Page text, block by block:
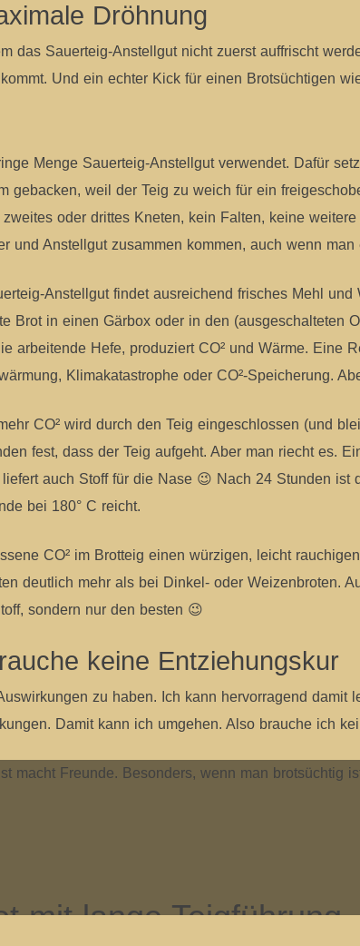
Dröhnung
das Sauerteig-Anstellgut nicht zuerst auffrischt
Und ein echter Kick für einen Brotsüchtigen
Menge Sauerteig-Anstellgut verwendet. Dafür
gebacken, weil der Teig zu weich für ein
oder drittes Kneten, kein Falten, keine
und Anstellgut zusammen kommen, auch wenn
Anstellgut findet ausreichend frisches Mehl
Brot in einen Gärbox oder in den (ausgeschalteten
arbeitende Hefe, produziert CO² und Wärme. Eine
Klimakatastrophe oder CO²-Speicherung.
CO² wird durch den Teig eingeschlossen (und
fest, dass der Teig aufgeht. Aber man riecht es.
auch Stoff für die Nase 😉 Nach 24 Stunden
bei 180° C reicht.
CO² im Brotteig einen würzigen, leicht
deutlich mehr als bei Dinkel- oder Weizenbroten.
sondern nur den besten 😉
keine Entziehungskur
zu haben. Ich kann hervorragend damit
Damit kann ich umgehen. Also brauche ich
mit lange